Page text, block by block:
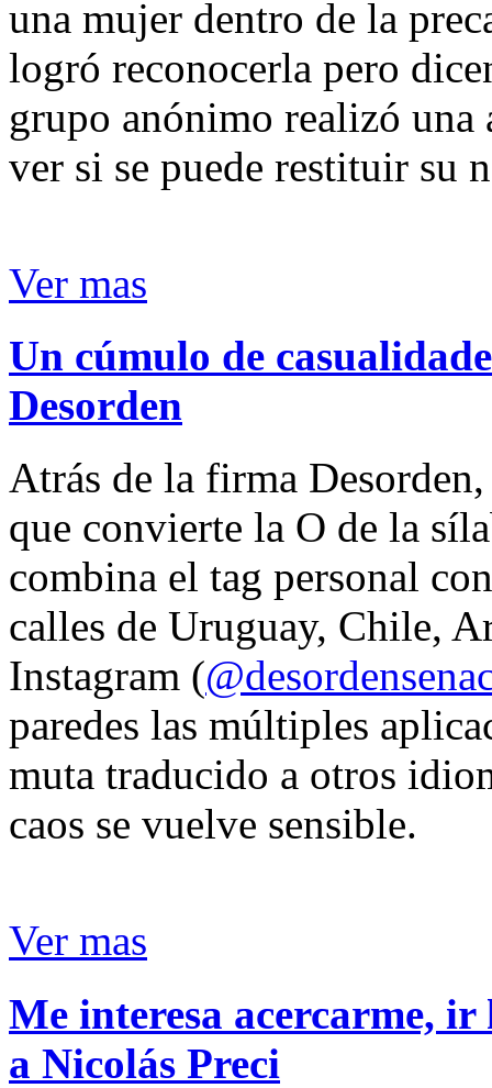
una mujer dentro de la
logró reconocerla pero
grupo anónimo realizó
ver si se puede restituir su
Ver mas
Un cúmulo de
Desorden
Atrás de la firma
que convierte la O de la
combina el tag personal
calles de Uruguay, Chile,
Instagram (
paredes las múltiples
muta traducido a otros
caos se vuelve sensible.
Ver mas
Me interesa acercarme,
a Nicolás Preci